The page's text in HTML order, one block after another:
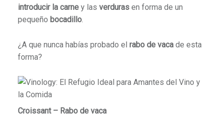
introducir la carney las verdurasen forma de un
pequeño bocadillo.
¿A que nunca habías probado el rabo de vacade esta
forma?
Croissant – Rabo de vaca